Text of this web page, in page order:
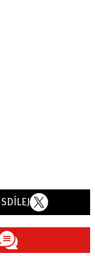
SDÍLEJ